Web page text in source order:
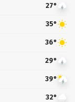
27°
35°
36°
29°
39°
32°